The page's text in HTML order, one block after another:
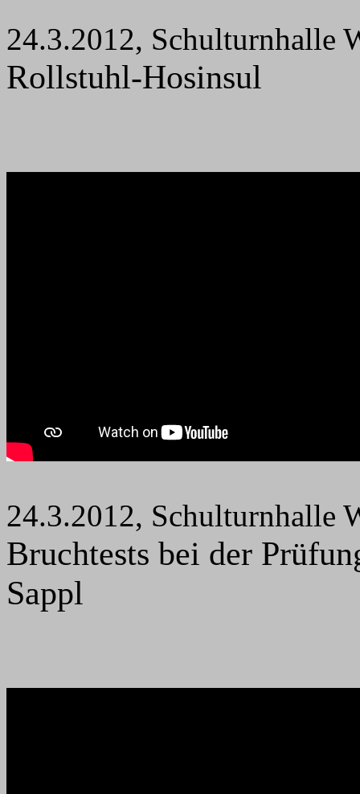
24.3.2012, Schulturnhalle
Rollstuhl-Hosinsul
24.3.2012, Schulturnhalle
Bruchtests bei der
Sappl